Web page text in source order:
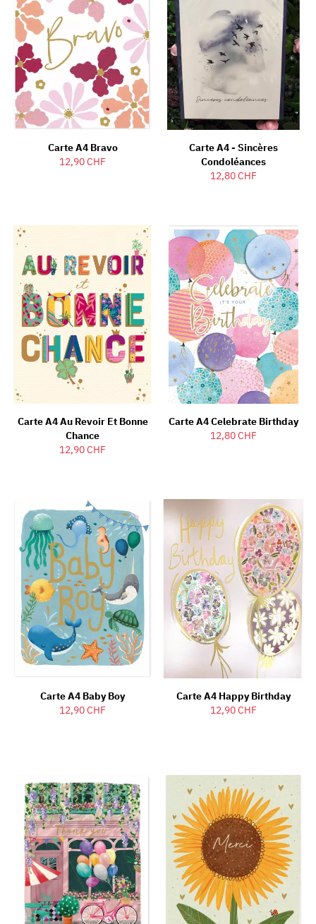
Carte A4 Bravo
12,90 CHF
Carte A4 - Sincères
Condoléances
12,80 CHF
Carte A4 Au Revoir Et Bonne
Chance
12,90 CHF
Carte A4 Celebrate Birthday
12,80 CHF
Carte A4 Baby Boy
12,90 CHF
Carte A4 Happy Birthday
12,90 CHF